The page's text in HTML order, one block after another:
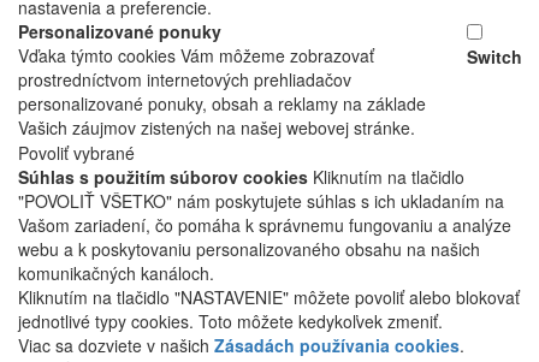
nastavenia a preferencie.
Personalizované ponuky
Vďaka týmto cookies Vám môžeme zobrazovať
prostredníctvom internetových prehliadačov
personalizované ponuky, obsah a reklamy na základe
Vašich záujmov zistených na našej webovej stránke.
Switch
Povoliť vybrané
Súhlas s použitím súborov cookies Kliknutím na tlačidlo
"POVOLIŤ VŠETKO" nám poskytujete súhlas s ich ukladaním na
Vašom zariadení, čo pomáha k správnemu fungovaniu a analýze
webu a k poskytovaniu personalizovaného obsahu na našich
komunikačných kanáloch.
Kliknutím na tlačidlo "NASTAVENIE" môžete povoliť alebo blokovať
jednotlivé typy cookies. Toto môžete kedykoľvek zmeniť.
Viac sa dozviete v našich Zásadách používania cookies.